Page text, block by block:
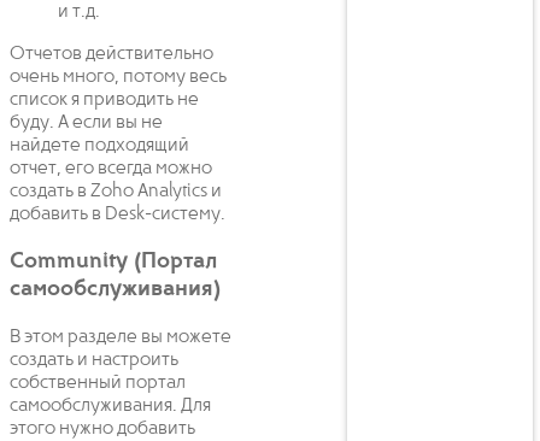
и т.д.
Отчетов действительно
очень много, потому весь
список я приводить не
буду. А если вы не
найдете подходящий
отчет, его всегда можно
создать в Zoho Analytics и
добавить в Desk-систему.
Community (Портал
самообслуживания)
В этом разделе вы можете
создать и настроить
собственный портал
самообслуживания. Для
этого нужно добавить